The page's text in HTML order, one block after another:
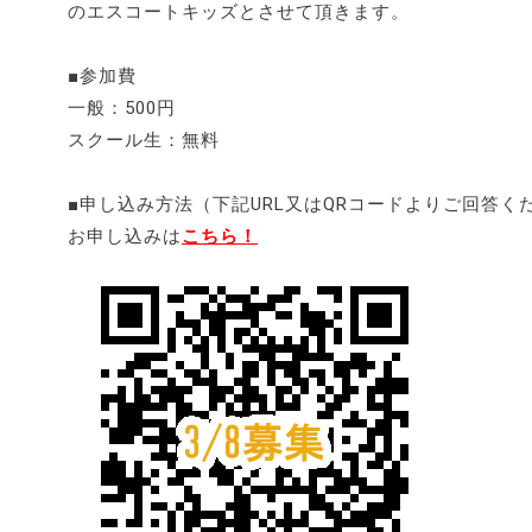
のエスコートキッズとさせて頂きます。
■参加費
一般：500円
スクール生：無料
■申し込み方法（下記URL又はQRコードよりご回答く
お申し込みはこちら！